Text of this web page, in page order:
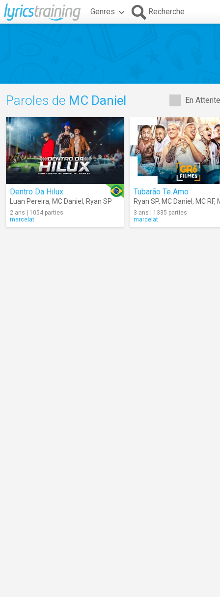
Genres Recherche
En
Paroles de MC Daniel
Dentro Da Hilux
Luan Pereira, MC Daniel , Ryan SP
2 ans | 1054 parties
marcelat
Tubarão Te Amo
Ryan SP, MC Daniel , MC RF,
3 ans | 1335 parties
marcelat